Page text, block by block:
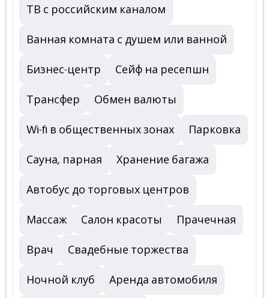
ТВ с российским каналом
Ванная комната с душем или ванной
Бизнес-центр Сейф на ресепшн
Трансфер Обмен валюты
Wi-fi в общественных зонах Парковка
Сауна, парная Хранение багажа
Автобус до торговых центров
Массаж Салон красоты Прачечная
Врач Свадебные торжества
Ночной клуб Аренда автомобиля